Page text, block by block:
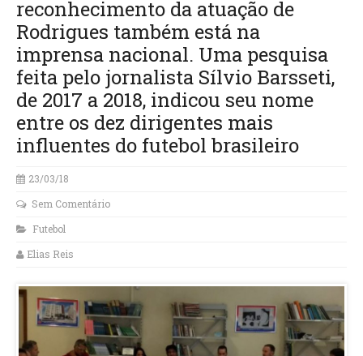
reconhecimento da atuação de
Rodrigues também está na
imprensa nacional. Uma pesquisa
feita pelo jornalista Sílvio Barsseti,
de 2017 a 2018, indicou seu nome
entre os dez dirigentes mais
influentes do futebol brasileiro
23/03/18
Sem Comentário
Futebol
Elias Reis